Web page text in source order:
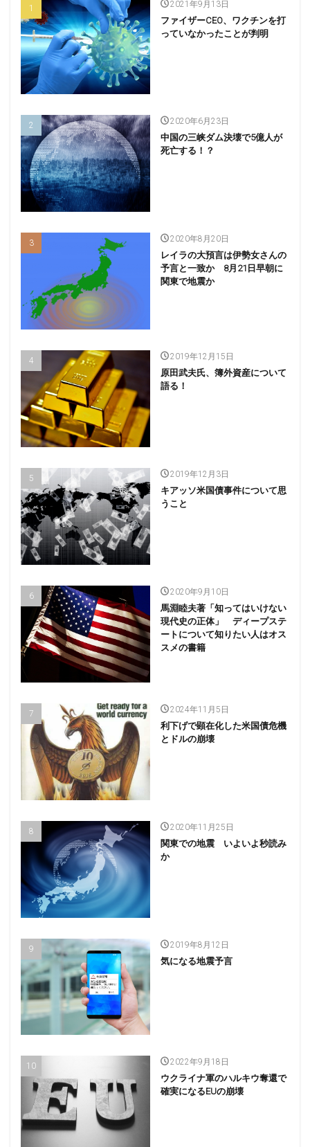
2021年9月13日
ファイザーCEO、ワクチンを打
っていなかったことが判明
2020年6月23日
中国の三峡ダム決壊で5億人が
死亡する！？
2020年8月20日
レイラの大預言は伊勢女さんの
予言と一致か 8月21日早朝に
関東で地震か
2019年12月15日
原田武夫氏、簿外資産について
語る！
2019年12月3日
キアッソ米国債事件について思
うこと
2020年9月10日
馬淵睦夫著「知ってはいけない
現代史の正体」 ディープステ
ートについて知りたい人はオス
スメの書籍
2024年11月5日
利下げで顕在化した米国債危機
とドルの崩壊
2020年11月25日
関東での地震 いよいよ秒読み
か
2019年8月12日
気になる地震予言
2022年9月18日
ウクライナ軍のハルキウ奪還で
確実になるEUの崩壊